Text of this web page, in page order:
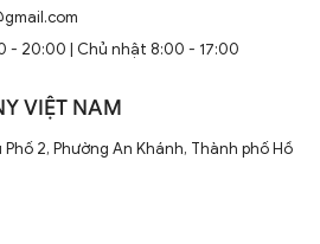
Ngoài Trời Phù Hợp
bạn là rất quan trọng.
phải đối mặt với những điều kiện thời
và nhiệt độ cao. Do đó, lựa chọn
quan trọng. Một số chất liệu phổ biến
- 20:00 | Chủ nhật 8:00 - 17:00
VIỆT NAM
2, Phường An Khánh, Thành phố Hồ